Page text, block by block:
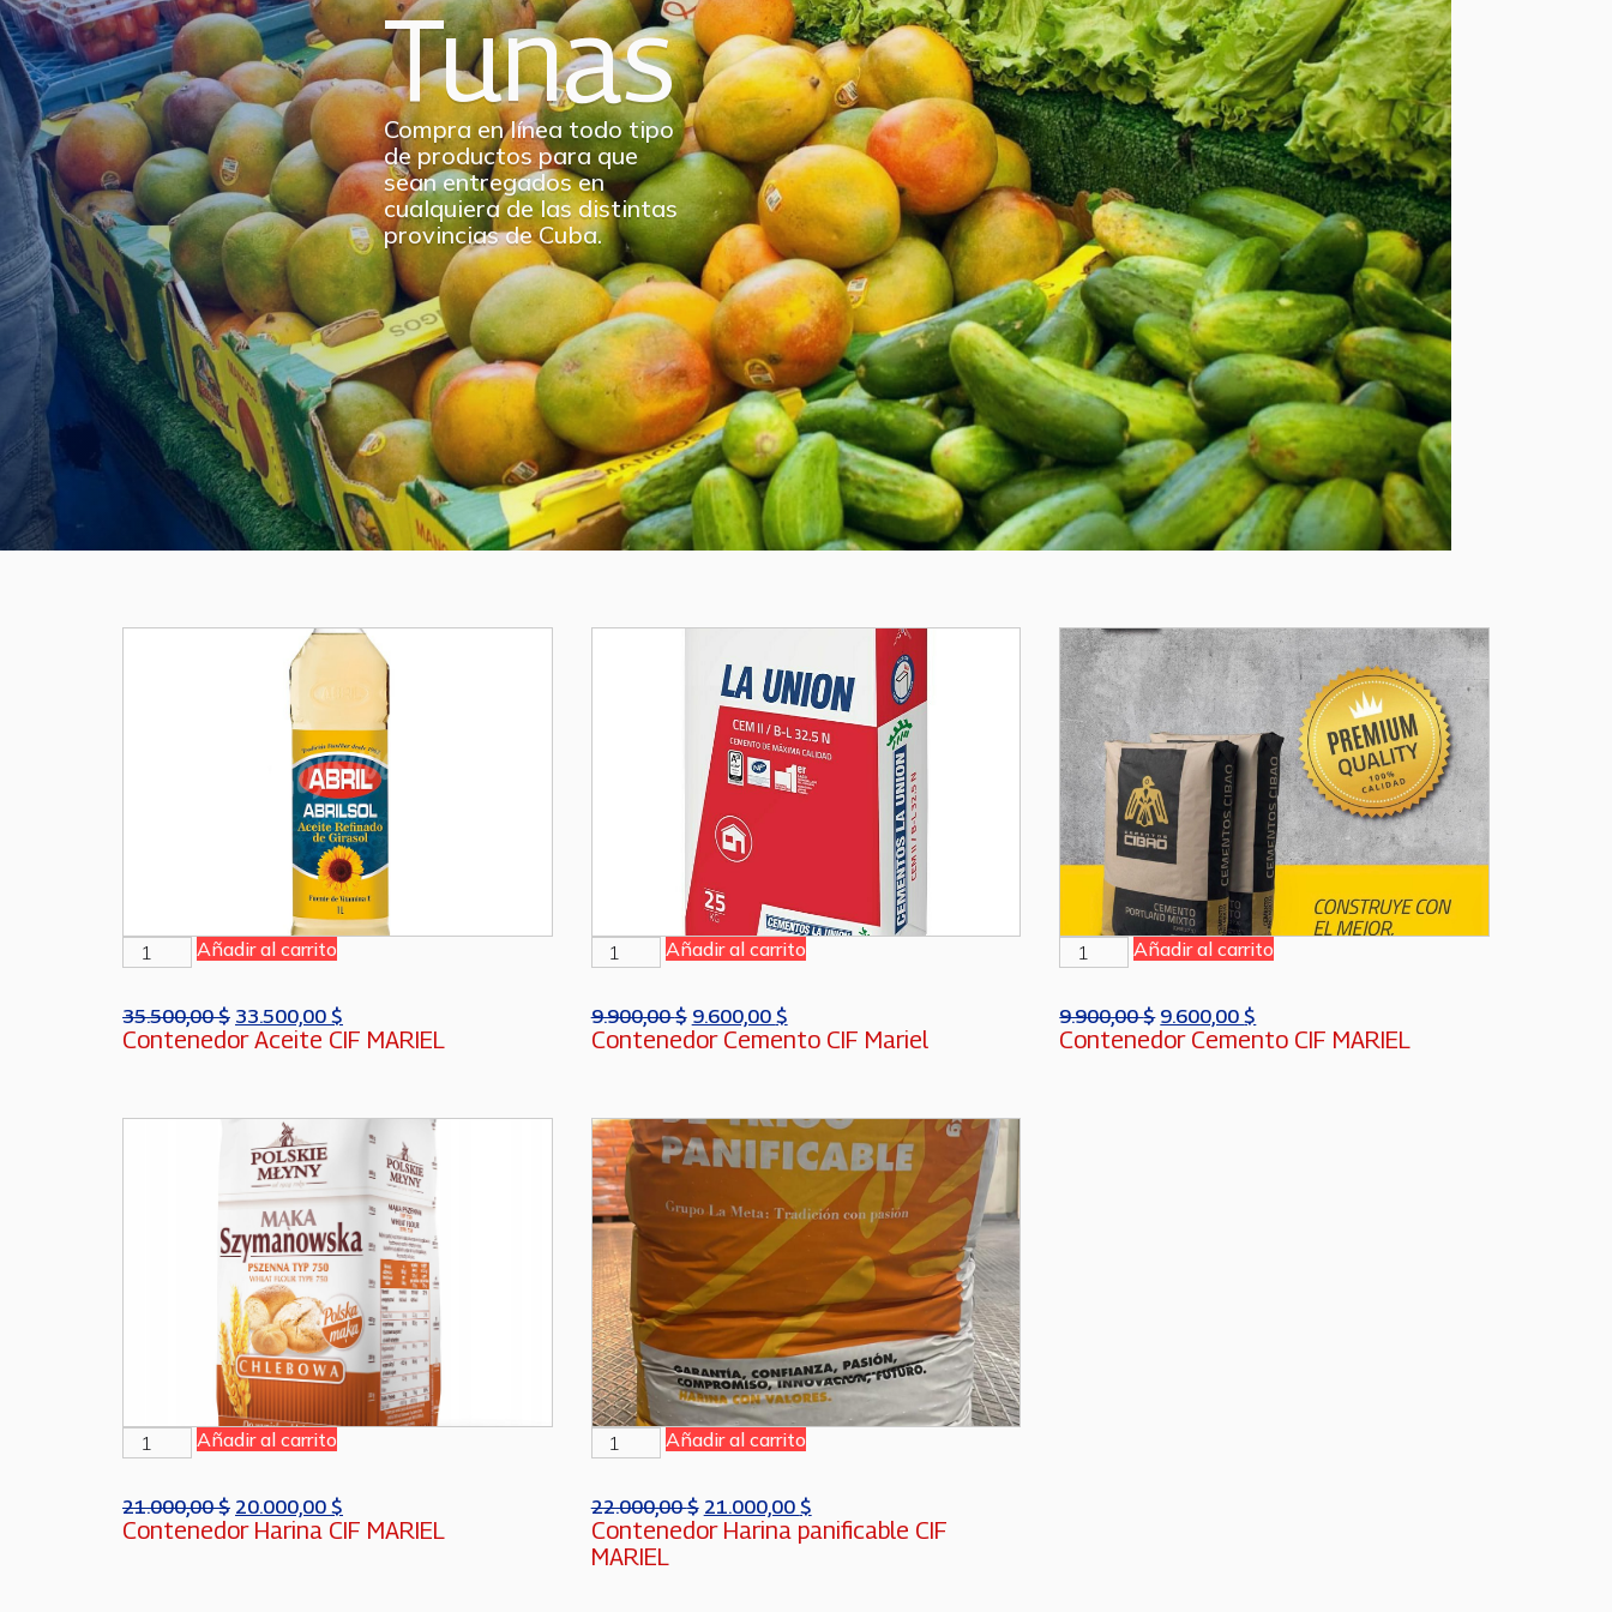
Tunas
Compra en línea todo tipo
de productos para que
sean entregados en
cualquiera de las distintas
provincias de Cuba.
Añadir al carrito
35.500,00$ 33.500,00 $
Contenedor Aceite CIF MARIEL
Añadir al carrito
9.900,00$ 9.600,00 $
Contenedor Cemento CIF Mariel
Añadir al carrito
9.900,00$ 9.600,00$
Contenedor Cemento CIF MARIEL
Añadir al carrito
21.000,00$ 20.000,00 $
Contenedor Harina CIF MARIEL
Añadir al carrito
22.000,00$ 21.000,00 $
Contenedor Harina panificable CIF
MARIEL